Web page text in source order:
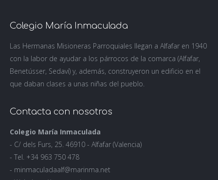
Colegio María Inmaculada
Las Hermanas Misioneras Parroquiales llegan a Alfafar en 1940
con la labor de ayudar a los párrocos de la comarca (Alfafar,
Benetússer, Sedaví) y, además, construyeron un edificio en el
que daban clases a unas niñas del pueblo.
Contacta con nosotros
Colegio María Inmaculada
- C/ dels Furs, 25. 46910 - Alfafar (Valencia)
- Tel. +34 963 750 478
- minmaculadaalf@marinma.net